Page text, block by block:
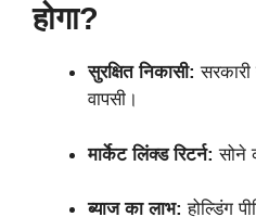
होगा?
सुरक्षित निकासी:
वापसी।
मार्केट लिंक्ड रिटर्न: सोने
ब्याज का लाभ: होल्डिंग